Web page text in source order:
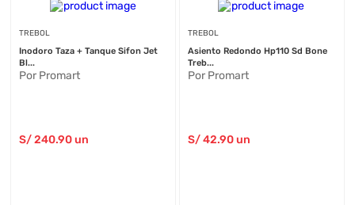
TREBOL
Inodoro Taza + Tanque Sifon Jet
Bl...
Por Promart
S/240.90 un
TREBOL
Asiento Redondo Hp110 Sd Bone
Treb...
Por Promart
S/42.90un